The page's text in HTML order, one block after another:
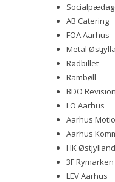
AB Catering
FOA Aarhus
Metal
Rødbillet
Rambøll
BDO Revision
LO Aarhus
Aarhus
Aarhus
HK Østjylland
3F Rymarken
LEV Aarhus